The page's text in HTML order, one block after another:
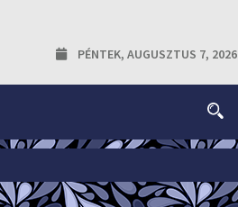
PÉNTEK, AUGUSZTUS 7, 2026